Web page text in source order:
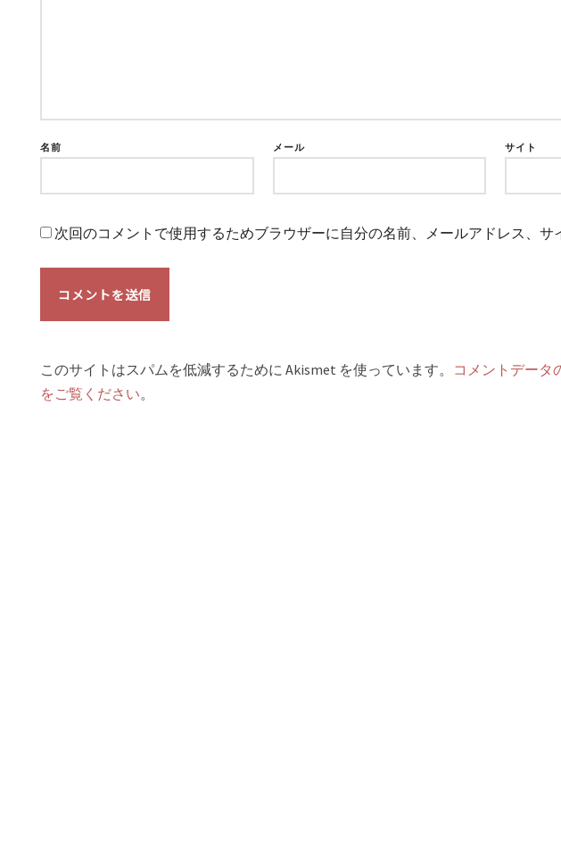
名前 メール サイト
次回のコメントで使用するためブラウザーに自分の名前、メールアドレス、サ
このサイトはスパムを低減するために Akismet を使っています。 コメントデータ
をご覧ください。